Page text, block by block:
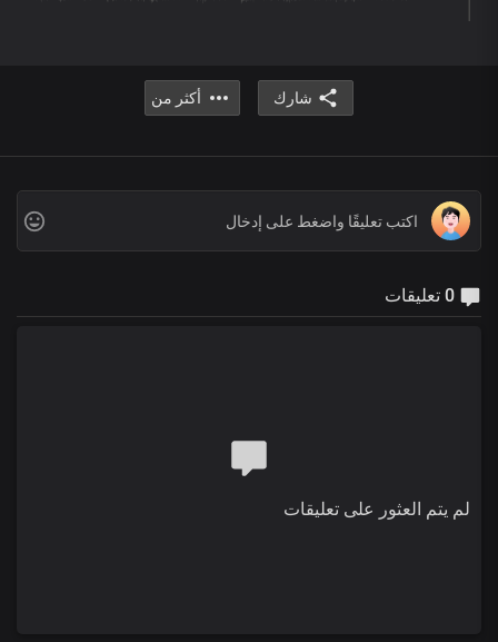
شارك أكثر من
لم يتم العثور على تعليقات